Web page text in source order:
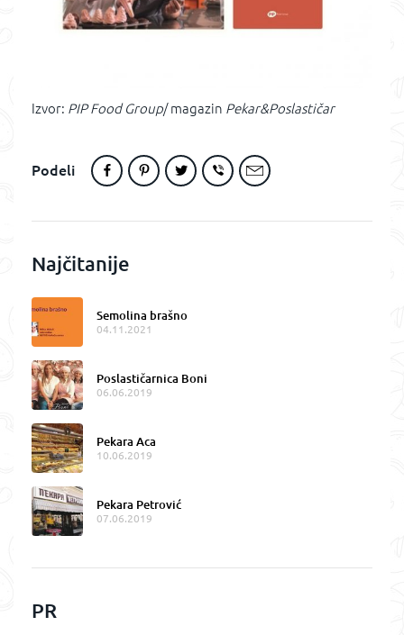
Izvor: PIP Food Group/ magazin Pekar&Poslastičar
Podeli
Najčitanije
Semolina brašno
04.11.2021
Poslastičarnica Boni
06.06.2019
Pekara Aca
10.06.2019
Pekara Petrović
07.06.2019
PR